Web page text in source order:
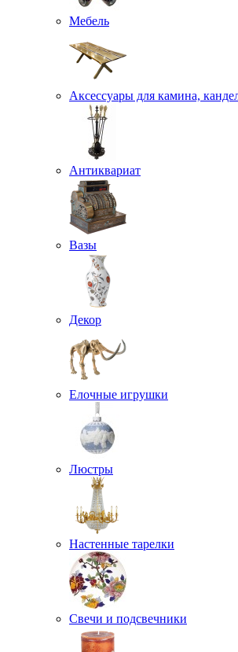
Мебель
Аксессуары для камина,
Антиквариат
Вазы
Декор
Елочные игрушки
Люстры
Настенные тарелки
Свечи и подсвечники